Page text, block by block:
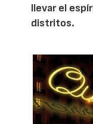
llevar el
distritos.